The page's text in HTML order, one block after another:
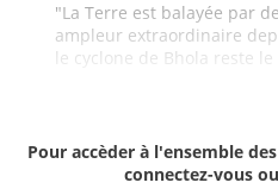
"La Terre est balayée par
ampleur extraordinaire
le cyclone de Bhola reste
Pour accèder à l'ensemble
connectez-vous